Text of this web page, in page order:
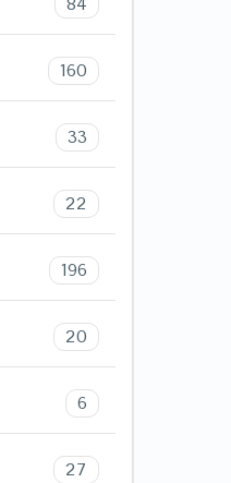
160
33
22
196
20
6
27